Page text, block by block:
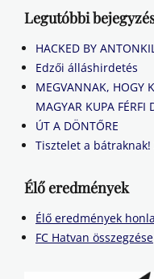
Legutóbbi
HACKED BY
Edzői álláshirdetés
MEGVANNAK, HOGY
MAGYAR KUPA FÉRFI
ÚT A DÖNTŐRE
Tisztelet a bátraknak!
Élő eredmények
Élő eredmények
FC Hatvan összegzése